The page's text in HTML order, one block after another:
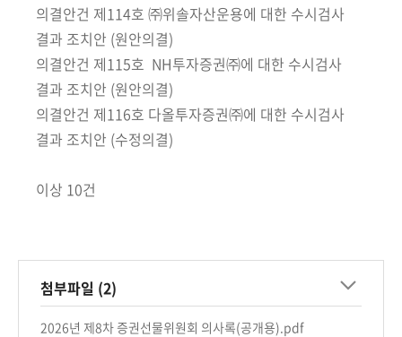
의결안건 제114호 ㈜위솔자산운용에 대한 수시검사
결과 조치안 (원안의결)
의결안건 제115호 NH투자증권㈜에 대한 수시검사
결과 조치안 (원안의결)
의결안건 제116호 다올투자증권㈜에 대한 수시검사
결과 조치안 (수정의결)
이상 10건
첨부파일 (2)
2026년 제8차 증권선물위원회 의사록(공개용).pdf